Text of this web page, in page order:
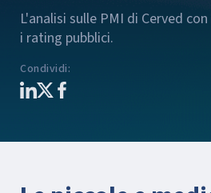
L'analisi sulle PMI di Cerved
i rating pubblici.
Condividi: